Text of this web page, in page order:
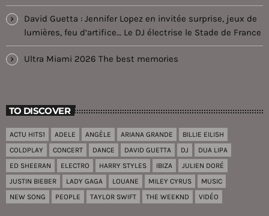
David Guetta : Jennifer Lopez en invitée surprise, jeux de
lumières, feu d’artifice… Le DJ électrise le Stade de France
Ultra Miami 2026 The best memories
TO DISCOVER
ACTU HITS1 ADELE ANGÈLE ARIANA GRANDE
BILLIE EILISH
COLDPLAY
CONCERT DANCE DAVID GUETTA DJ
DUA LIPA
ED SHEERAN
ELECTRO HARRY STYLES IBIZA
JULIEN DORÉ
JUSTIN BIEBER
LADY GAGA LOUANE MILEY CYRUS
MUSIC
NEW SONG
PEOPLE TAYLOR SWIFT THE WEEKND VIDÉO